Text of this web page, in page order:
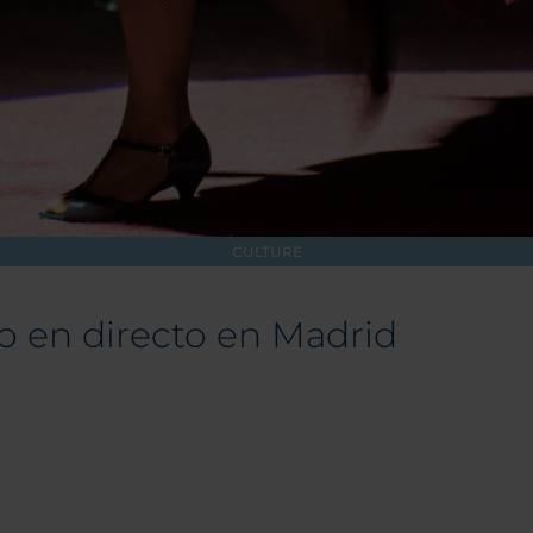
CULTURE
en directo en Madrid